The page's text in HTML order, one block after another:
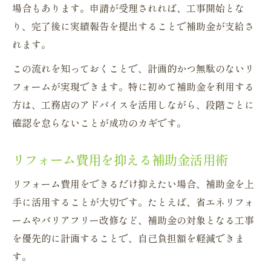
場合もあります。申請が受理されれば、工事開始とな
り、完了後に実績報告を提出することで補助金が支給さ
れます。
この流れを知っておくことで、計画的かつ無駄のないリ
フォームが実現できます。特に初めて補助金を利用する
方は、工務店のアドバイスを活用しながら、段階ごとに
確認を怠らないことが成功のカギです。
リフォーム費用を抑える補助金活用術
リフォーム費用をできるだけ抑えたい場合、補助金を上
手に活用することが大切です。たとえば、省エネリフォ
ームやバリアフリー改修など、補助金の対象となる工事
を優先的に計画することで、自己負担額を軽減できま
す。